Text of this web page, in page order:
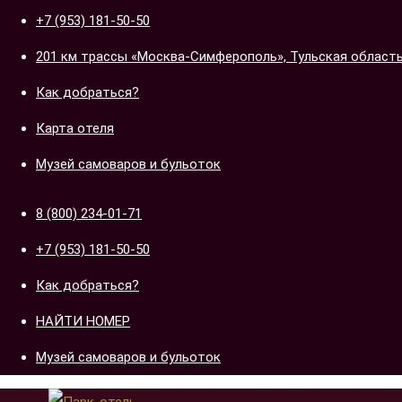
содержимому
+7 (953) 181-50-50
201 км трассы «Москва-Симферополь», Тульская
Как добраться?
Карта отеля
Музей самоваров и бульоток
8 (800) 234-01-71
+7 (953) 181-50-50
Как добраться?
НАЙТИ НОМЕР
Музей самоваров и бульоток